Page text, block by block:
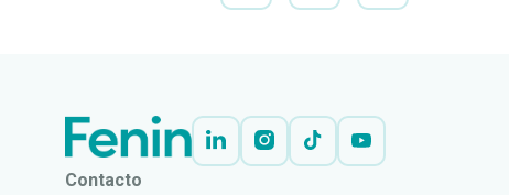
Contacto